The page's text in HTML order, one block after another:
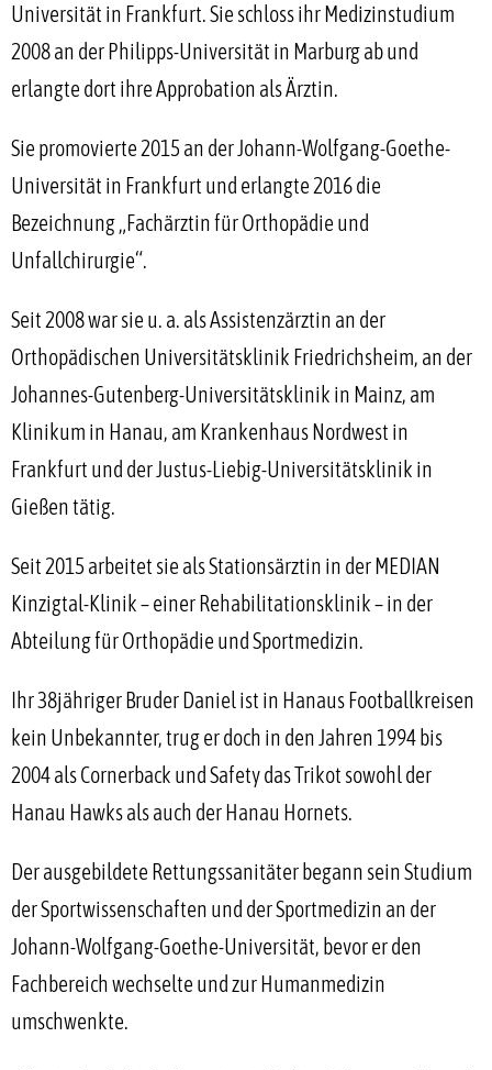
Universität in Frankfurt. Sie schloss ihr Medizinstudium
2008 an der Philipps-Universität in Marburg ab und
erlangte dort ihre Approbation als Ärztin.
Sie promovierte 2015 an der Johann-Wolfgang-Goethe-
Universität in Frankfurt und erlangte 2016 die
Bezeichnung „Fachärztin für Orthopädie und
Unfallchirurgie“.
Seit 2008 war sie u. a. als Assistenzärztin an der
Orthopädischen Universitätsklinik Friedrichsheim, an der
Johannes-Gutenberg-Universitätsklinik in Mainz, am
Klinikum in Hanau, am Krankenhaus Nordwest in
Frankfurt und der Justus-Liebig-Universitätsklinik in
Gießen tätig.
Seit 2015 arbeitet sie als Stationsärztin in der MEDIAN
Kinzigtal-Klinik – einer Rehabilitationsklinik – in der
Abteilung für Orthopädie und Sportmedizin.
Ihr 38jähriger Bruder Daniel ist in Hanaus Footballkreisen
kein Unbekannter, trug er doch in den Jahren 1994 bis
2004 als Cornerback und Safety das Trikot sowohl der
Hanau Hawks als auch der Hanau Hornets.
Der ausgebildete Rettungssanitäter begann sein Studium
der Sportwissenschaften und der Sportmedizin an der
Johann-Wolfgang-Goethe-Universität, bevor er den
Fachbereich wechselte und zur Humanmedizin
umschwenkte.